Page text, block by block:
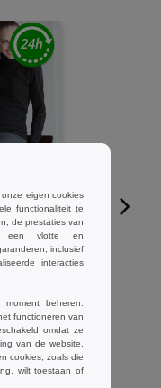
W1
Lange
-39%
eigen cookies
functionaliteit te
de prestaties van
een vlotte en
inclusief
interacties
beheren.
functioneren van
omdat ze
van de website.
cookies, zoals die
wilt toestaan of